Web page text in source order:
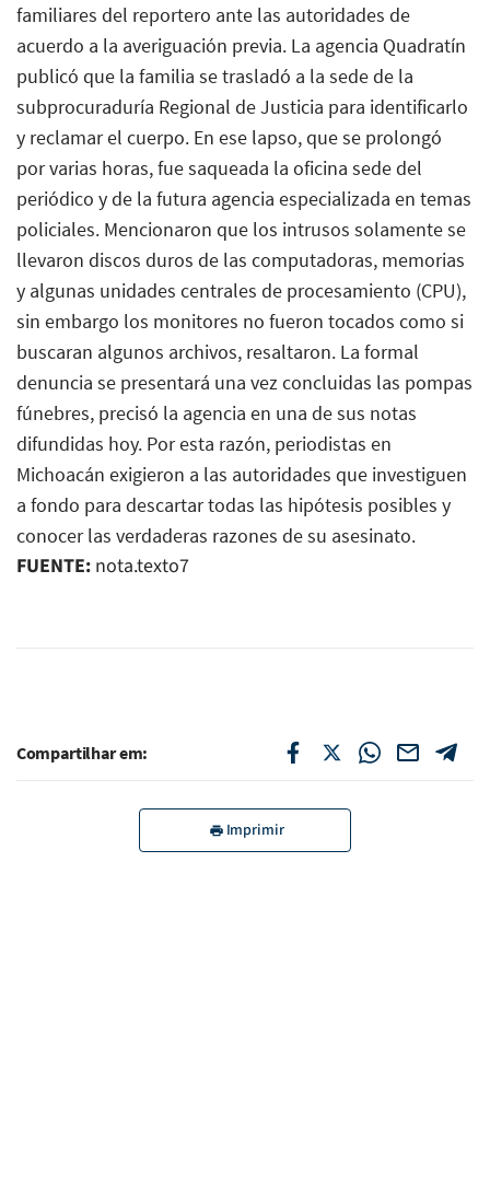
familiares del reportero ante las autoridades de
acuerdo a la averiguación previa. La agencia Quadratín
publicó que la familia se trasladó a la sede de la
subprocuraduría Regional de Justicia para identificarlo
y reclamar el cuerpo. En ese lapso, que se prolongó
por varias horas, fue saqueada la oficina sede del
periódico y de la futura agencia especializada en temas
policiales. Mencionaron que los intrusos solamente se
llevaron discos duros de las computadoras, memorias
y algunas unidades centrales de procesamiento (CPU),
sin embargo los monitores no fueron tocados como si
buscaran algunos archivos, resaltaron. La formal
denuncia se presentará una vez concluidas las pompas
fúnebres, precisó la agencia en una de sus notas
difundidas hoy. Por esta razón, periodistas en
Michoacán exigieron a las autoridades que investiguen
a fondo para descartar todas las hipótesis posibles y
conocer las verdaderas razones de su asesinato.
FUENTE: nota.texto7
Compartilhar em:
Imprimir